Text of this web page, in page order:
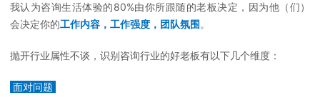
我认为咨询生活体验的80%由你所跟随的老板决定，因为他（们）
会决定你的工作内容，工作强度，团队氛围。
抛开行业属性不谈，识别咨询行业的好老板有以下几个维度：
面对问题